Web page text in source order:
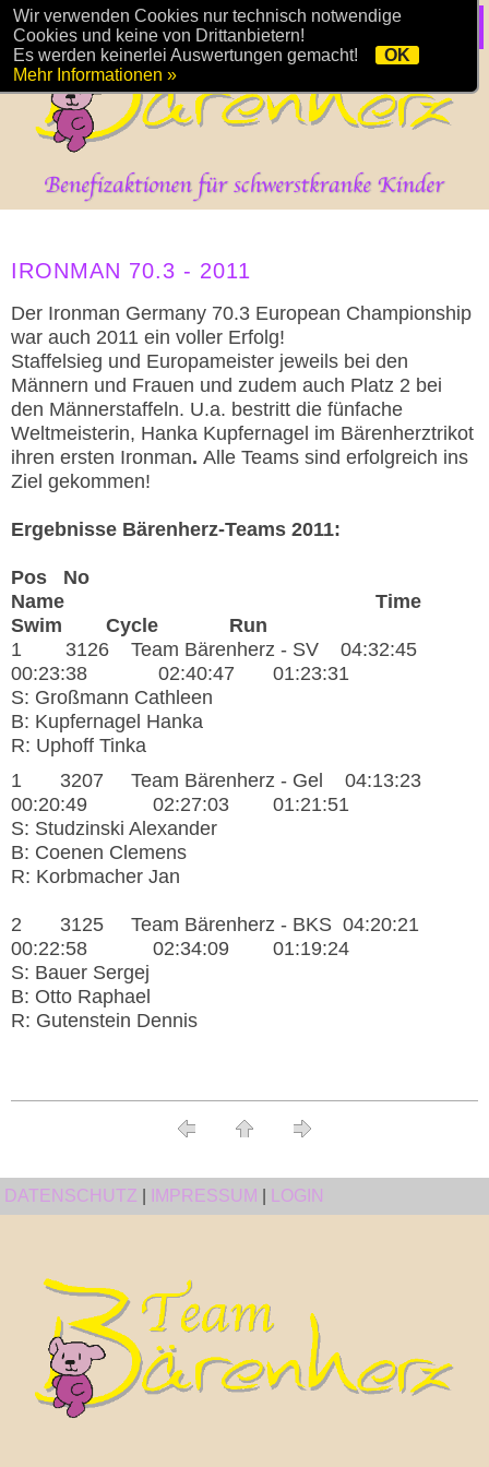
IRONMAN 70.3 - 2011
Der Ironman Germany 70.3 European Championship
war auch 2011 ein voller Erfolg!
Staffelsieg und Europameister jeweils bei den
Männern und Frauen und zudem auch Platz 2 bei
den Männerstaffeln. U.a. bestritt die fünfache
Weltmeisterin, Hanka Kupfernagel im Bärenherztrikot
ihren ersten Ironman. Alle Teams sind erfolgreich ins
Ziel gekommen!
Ergebnisse Bärenherz-Teams 2011:
Pos No
Name Time
Swim Cycle Run
1 3126 Team Bärenherz - SV 04:32:45
00:23:38 02:40:47 01:23:31
S: Großmann Cathleen
B: Kupfernagel Hanka
R: Uphoff Tinka
1 3207 Team Bärenherz - Gel 04:13:23
00:20:49 02:27:03 01:21:51
S: Studzinski Alexander
B: Coenen Clemens
R: Korbmacher Jan
2 3125 Team Bärenherz - BKS 04:20:21
00:22:58 02:34:09 01:19:24
S: Bauer Sergej
B: Otto Raphael
R: Gutenstein Dennis
DATENSCHUTZ IMPRESSUM LOGIN
Wir verwenden Cookies nur technisch notwendige
Cookies und keine von Drittanbietern!
Es werden keinerlei Auswertungen gemacht!
OK
Mehr Informationen »